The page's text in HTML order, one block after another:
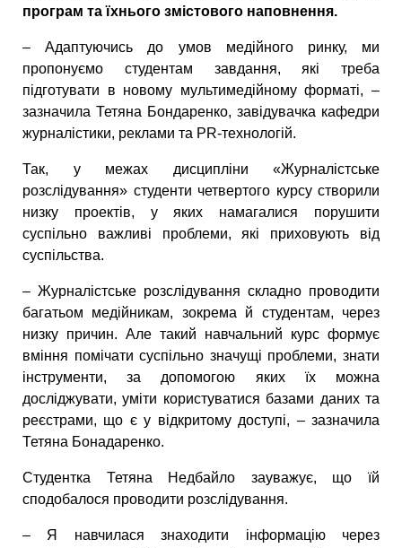
програм та їхнього змістового наповнення.
– Адаптуючись до умов медійного ринку, ми
пропонуємо студентам завдання, які треба
підготувати в новому мультимедійному форматі, –
зазначила Тетяна Бондаренко, завідувачка кафедри
журналістики, реклами та PR-технологій.
Так, у межах дисципліни «Журналістське
розслідування» студенти четвертого курсу створили
низку проектів, у яких намагалися порушити
суспільно важливі проблеми, які приховують від
суспільства.
– Журналістське розслідування складно проводити
багатьом медійникам, зокрема й студентам, через
низку причин. Але такий навчальний курс формує
вміння помічати суспільно значущі проблеми, знати
інструменти, за допомогою яких їх можна
досліджувати, уміти користуватися базами даних та
реєстрами, що є у відкритому доступі, – зазначила
Тетяна Бонадаренко.
Студентка Тетяна Недбайло зауважує, що їй
сподобалося проводити розслідування.
– Я навчилася знаходити інформацію через